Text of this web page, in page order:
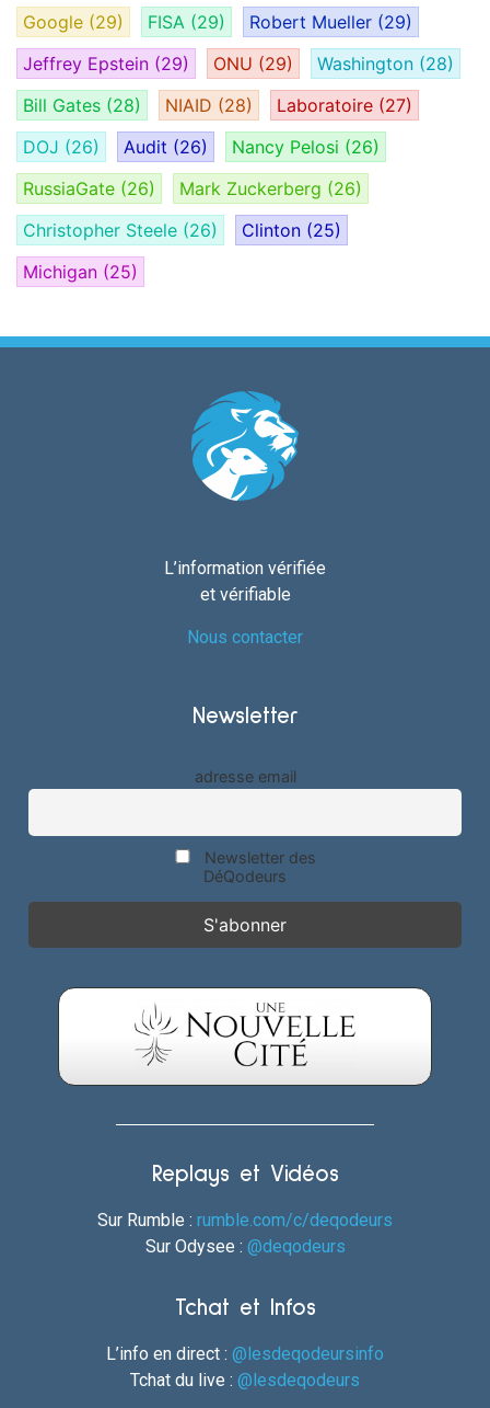
Google (29) FISA (29) Robert Mueller (29)
Jeffrey Epstein (29) ONU (29) Washington (28)
Bill Gates (28) NIAID (28) Laboratoire (27)
DOJ (26) Audit (26) Nancy Pelosi (26)
RussiaGate (26) Mark Zuckerberg (26)
Christopher Steele (26) Clinton (25)
Michigan (25)
L’information vérifiée
et vérifiable
Nous contacter
Newsletter
adresse email
Newsletter des
DéQodeurs
Replays et Vidéos
Sur Rumble : rumble.com/c/deqodeurs
Sur Odysee : @deqodeurs
Tchat et Infos
L’info en direct : @lesdeqodeursinfo
Tchat du live : @lesdeqodeurs